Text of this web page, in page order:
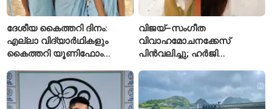
ദേശീയ കൈത്തറി ദിനം:
എല്ലാ വിദ്യാർഥികളും
കൈത്തറി യൂണിഫോം
സ്കൂൾ വേറിട്ട മാതൃക
വിജയ്–സംഗീത
വിവാഹമോചനക്കേസ്
പിൻവലിച്ചു; ഹർജി
അവസാനിപ്പിച്ച് കോടതി